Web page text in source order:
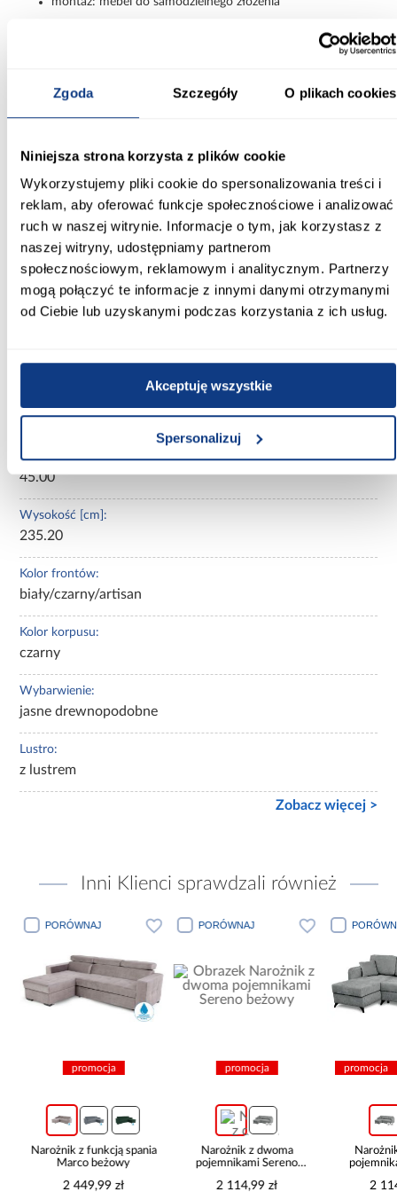
Zgoda Szczegóły O plikach cookies
Niniejsza strona korzysta z plików cookie
Wykorzystujemy pliki cookie do spersonalizowania treści i
reklam, aby oferować funkcje społecznościowe i analizować
ruch w naszej witrynie. Informacje o tym, jak korzystasz z
naszej witryny, udostępniamy partnerom
społecznościowym, reklamowym i analitycznym. Partnerzy
mogą połączyć te informacje z innymi danymi otrzymanymi
od Ciebie lub uzyskanymi podczas korzystania z ich usług.
Akceptuję wszystkie
Spersonalizuj
Nowoczesny kontrast i funkcjonalność w
rozwiązania oraz efektowne wykończenie. Kontrastowe fronty,
Informacje Transport Informacje o
Kształt:
proste
Rodzaj drzwi:
przesuwne
Nie
120.00
Głębokość [cm]:
45.00
Wysokość [cm]:
235.20
Kolor frontów:
biały/czarny/artisan
Kolor korpusu:
czarny
Wybarwienie:
jasne drewnopodobne
Lustro:
z lustrem
Zobacz więcej >
Inni Klienci sprawdzali również
PORÓWNAJ
promocja
Narożnik z funkcją spania
Marco beżowy
2 449,99 zł
PORÓWNAJ
promocja
Narożnik z dwoma
pojemnikami Sereno
2 114,99 zł
promocja
2